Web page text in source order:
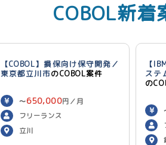
COBOL新着
【COBOL】損保向け保守開発／
東京都立川市のCOBOL案件
〜650,000円／月
フリーランス
立川
【
ステ
の